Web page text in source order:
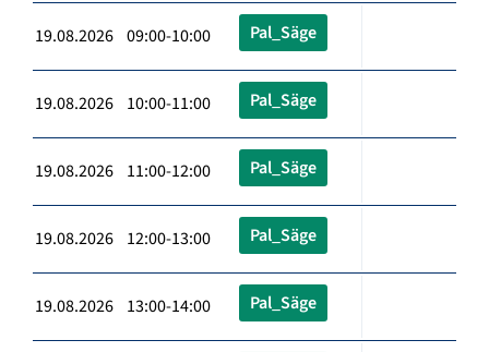
19.08.2026 09:00-10:00 Pal_Säge
19.08.2026 10:00-11:00 Pal_Säge
19.08.2026 11:00-12:00 Pal_Säge
19.08.2026 12:00-13:00 Pal_Säge
19.08.2026 13:00-14:00 Pal_Säge